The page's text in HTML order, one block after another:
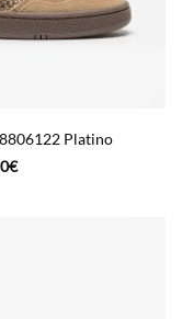
Platino
€